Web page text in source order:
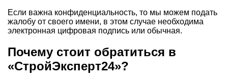
Если важна конфиденциальность, то мы можем подать
жалобу от своего имени, в этом случае необходима
электронная цифровая подпись или обычная.
Почему стоит обратиться в
«СтройЭксперт24»?